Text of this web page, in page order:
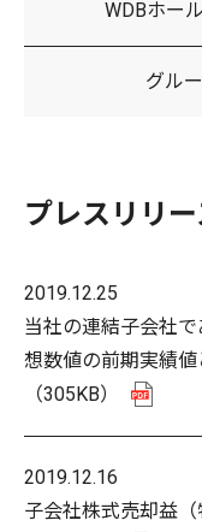
WDBホー
グル
プレスリリ
2019.12.25
当社の連結子会社
想数値の前期実績
（305KB）
2019.12.16
子会社株式売却益